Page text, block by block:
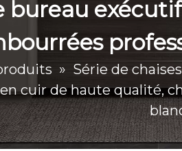
bureau
» Série de
cuir de haute qualité,